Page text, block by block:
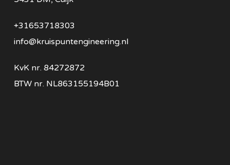
+31653718303
info@kruispuntengineering.nl
KvK nr. 84272872
BTW nr. NL863155194B01